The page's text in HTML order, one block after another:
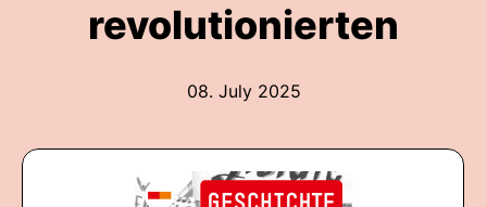
revolutionierten
08. July 2025